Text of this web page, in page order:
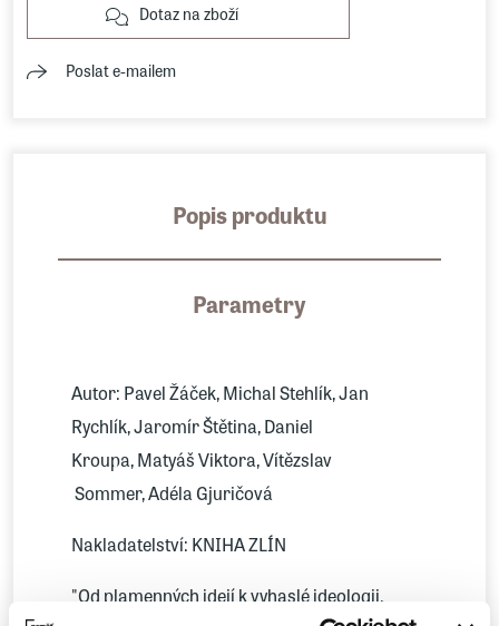
Dotaz na zboží
Poslat e-mailem
Popis produktu
Parametry
Autor: Pavel Žáček, Michal Stehlík, Jan
Rychlík, Jaromír Štětina, Daniel
Kroupa, Matyáš Viktora, Vítězslav
Sommer, Adéla Gjuričová
Nakladatelství: KNIHA ZLÍN
"Od plamenných idejí k vyhaslé ideologii.